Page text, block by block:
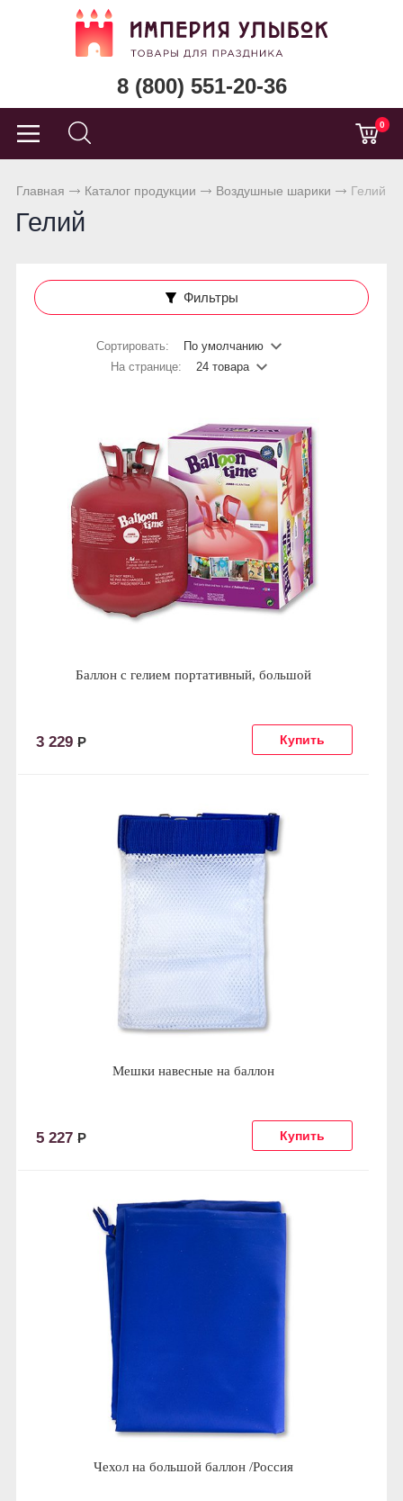
8 (800) 551-20-36
0
Главная Каталог продукции Воздушные шарики Гелий
Гелий
Фильтры
Сортировать:
По умолчанию
На странице:
24 товара
Баллон с гелием портативный, большой
3 229 Р
Мешки навесные на баллон
5 227 Р
Чехол на большой баллон /Россия